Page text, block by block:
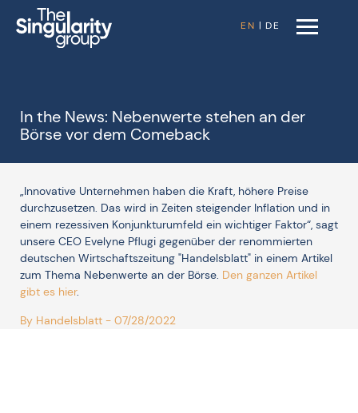
EN | DE
In the News: Nebenwerte stehen an der
Börse vor dem Comeback
„Innovative Unternehmen haben die Kraft, höhere Preise
durchzusetzen. Das wird in Zeiten steigender Inflation und in
einem rezessiven Konjunkturumfeld ein wichtiger Faktor“, sagt
unsere CEO Evelyne Pflugi gegenüber der renommierten
deutschen Wirtschaftszeitung "Handelsblatt" in einem Artikel
zum Thema Nebenwerte an der Börse. Den ganzen Artikel
gibt es hier.
By Handelsblatt - 07/28/2022